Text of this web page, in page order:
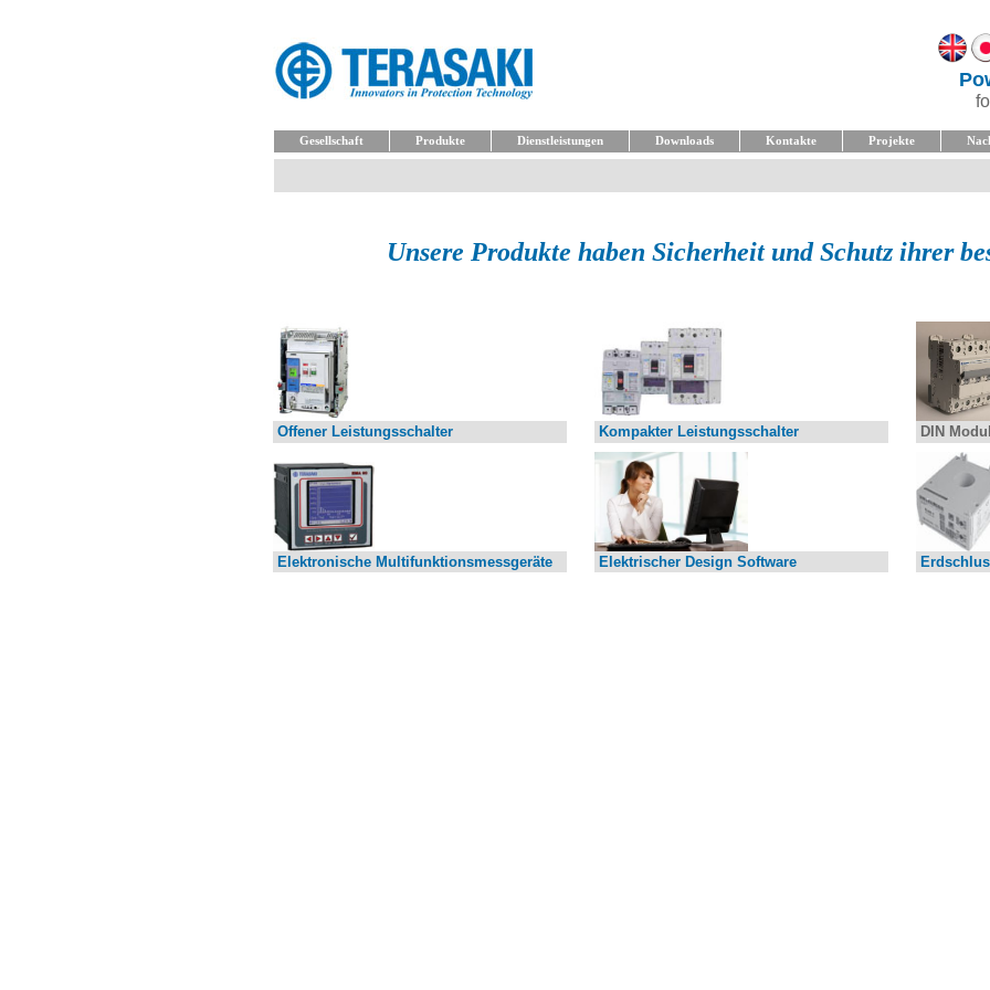
Gesellschaft Produkte Dienstleistungen Downloads Kontakte Projekte
Unsere Produkte haben Sicherheit und Schutz ihrer
Offener Leistungsschalter Kompakter Leistungsschalter DIN
Elektronische Multifunktionsmessgeräte Elektrischer Design Software